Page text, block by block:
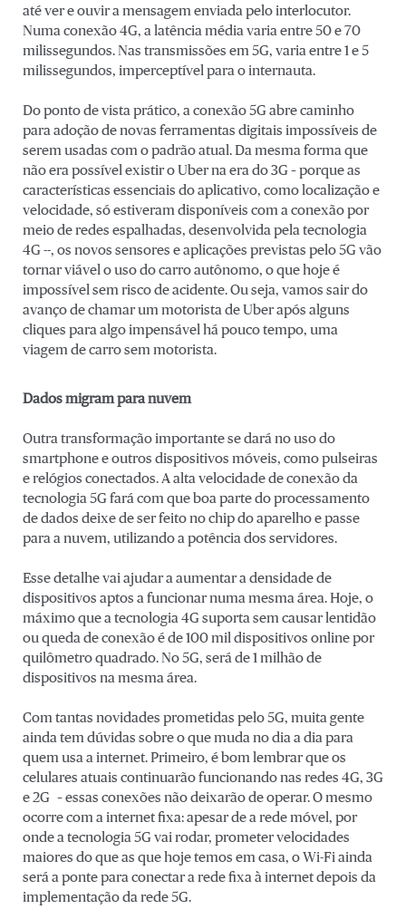
até ver e ouvir a mensagem enviada pelo interlocutor.
Numa conexão 4G, a latência média varia entre 50 e 70
milissegundos. Nas transmissões em 5G, varia entre 1 e 5
milissegundos, imperceptível para o internauta.
Do ponto de vista prático, a conexão 5G abre caminho
para adoção de novas ferramentas digitais impossíveis de
serem usadas com o padrão atual. Da mesma forma que
não era possível existir o Uber na era do 3G – porque as
características essenciais do aplicativo, como localização e
velocidade, só estiveram disponíveis com a conexão por
meio de redes espalhadas, desenvolvida pela tecnologia
4G --, os novos sensores e aplicações previstas pelo 5G vão
tornar viável o uso do carro autônomo, o que hoje é
impossível sem risco de acidente. Ou seja, vamos sair do
avanço de chamar um motorista de Uber após alguns
cliques para algo impensável há pouco tempo, uma
viagem de carro sem motorista.
Dados migram para nuvem
Outra transformação importante se dará no uso do
smartphone e outros dispositivos móveis, como pulseiras
e relógios conectados. A alta velocidade de conexão da
tecnologia 5G fará com que boa parte do processamento
de dados deixe de ser feito no chip do aparelho e passe
para a nuvem, utilizando a potência dos servidores.
Esse detalhe vai ajudar a aumentar a densidade de
dispositivos aptos a funcionar numa mesma área. Hoje, o
máximo que a tecnologia 4G suporta sem causar lentidão
ou queda de conexão é de 100 mil dispositivos online por
quilômetro quadrado. No 5G, será de 1 milhão de
dispositivos na mesma área.
Com tantas novidades prometidas pelo 5G, muita gente
ainda tem dúvidas sobre o que muda no dia a dia para
quem usa a internet. Primeiro, é bom lembrar que os
celulares atuais continuarão funcionando nas redes 4G, 3G
e 2G – essas conexões não deixarão de operar. O mesmo
ocorre com a internet fixa: apesar de a rede móvel, por
onde a tecnologia 5G vai rodar, prometer velocidades
maiores do que as que hoje temos em casa, o Wi-Fi ainda
será a ponte para conectar a rede fixa à internet depois da
implementação da rede 5G.